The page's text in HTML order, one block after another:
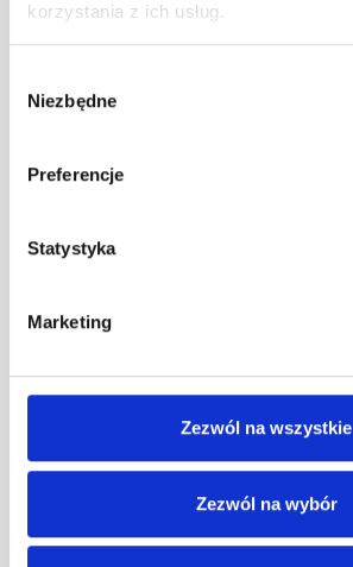
korzystania z ich usług.
zgody
Niezbędne
Preferencje
Statystyka
Marketing
Zezwól na wszystkie
Zezwól na wybór